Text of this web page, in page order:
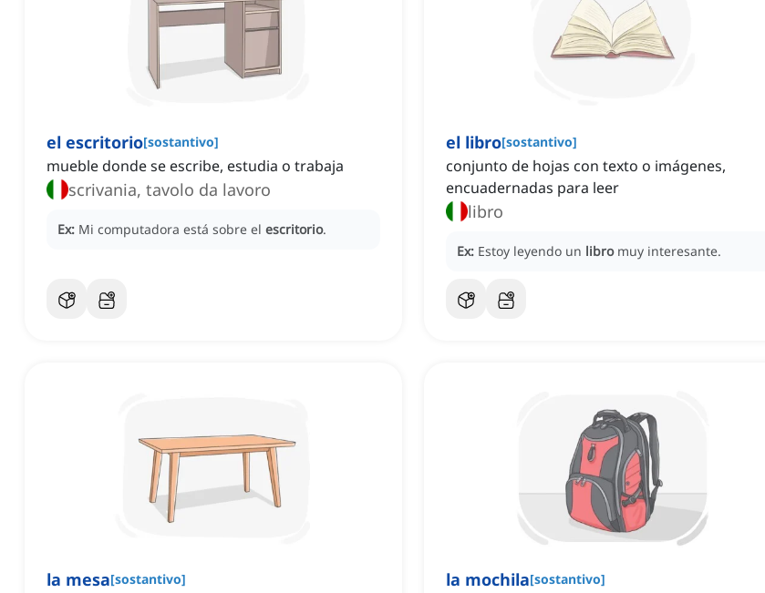
el escritorio[sostantivo]
mueble donde se escribe, estudia o trabaja
scrivania, tavolo da lavoro
Ex: Mi computadora está sobre el escritorio.
el libro[sostantivo]
conjunto de hojas con texto o imágenes,
encuadernadas para leer
libro
Ex: Estoy leyendo un libro muy interesante.
la mesa[sostantivo] la mochila[sostantivo]